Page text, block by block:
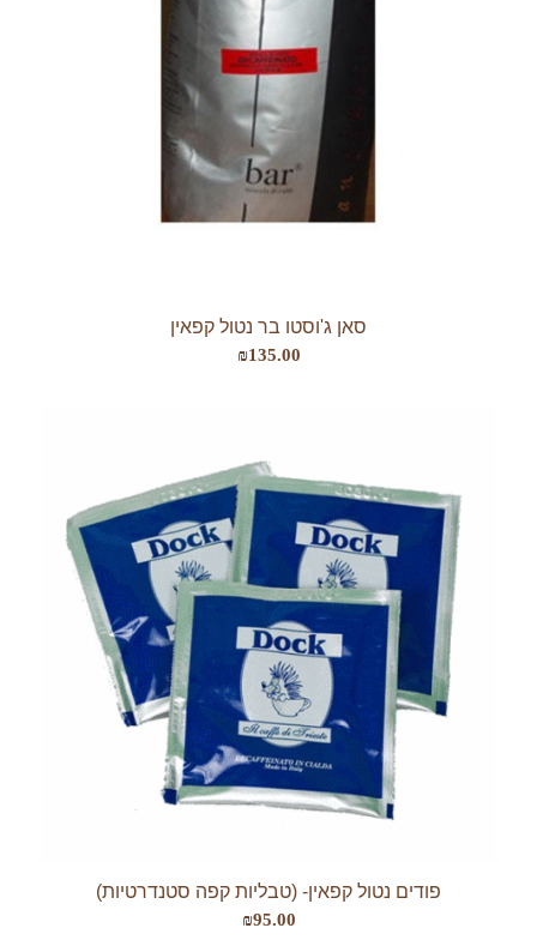
סאן ג'וסטו בר נטול קפאין
₪135.00
פודים נטול קפאין- (טבליות קפה סטנדרטיות)
₪95.00